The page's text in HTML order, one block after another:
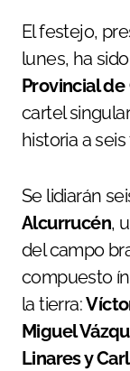
El festejo,
lunes, ha
Provincial
cartel
historia a
Se lidiarán
Alcurrucén,
del campo
compuesto
la tierra:
Miguel
Linares y